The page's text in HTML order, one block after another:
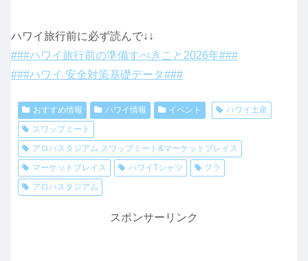
ハワイ旅行前に必ず読んで↓↓
###ハワイ旅行前の準備すべきこと2026年###
###ハワイ 安全対策基礎データ###
おすすめ情報 ハワイ情報 イベント
ハワイ土産
スワップミート
アロハスタジアム スワップミート&マーケットプレイス
マーケットプレイス
ハワイTシャツ
フラ
アロハスタジアム
スポンサーリンク